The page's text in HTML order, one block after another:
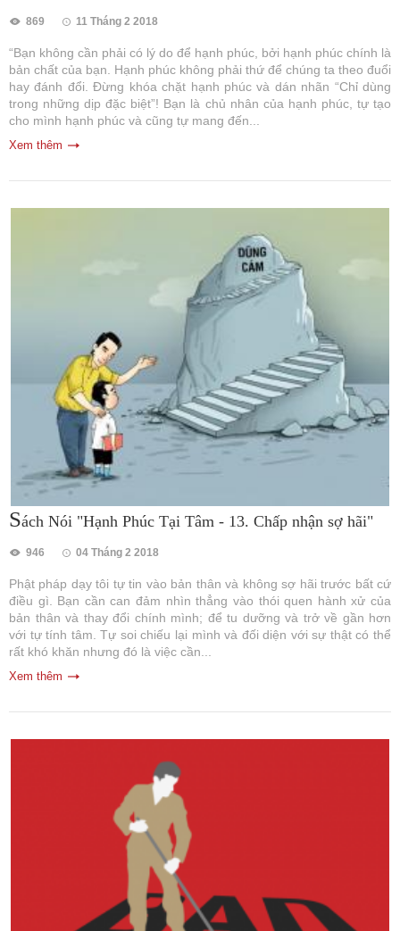
869 11 Tháng 2 2018
“Bạn không cần phải có lý do để hạnh phúc, bởi hạnh phúc chính là
bản chất của bạn. Hạnh phúc không phải thứ để chúng ta theo đuổi
hay đánh đổi. Đừng khóa chặt hạnh phúc và dán nhãn “Chỉ dùng
trong những dịp đặc biệt”! Bạn là chủ nhân của hạnh phúc, tự tạo
cho mình hạnh phúc và cũng tự mang đến...
Xem thêm
Sách Nói "Hạnh Phúc Tại Tâm - 13. Chấp nhận sợ hãi"
946 04 Tháng 2 2018
Phật pháp dạy tôi tự tin vào bản thân và không sợ hãi trước bất cứ
điều gì. Bạn cần can đảm nhìn thẳng vào thói quen hành xử của
bản thân và thay đổi chính mình; để tu dưỡng và trở về gần hơn
với tự tính tâm. Tự soi chiếu lại mình và đối diện với sự thật có thể
rất khó khăn nhưng đó là việc cần...
Xem thêm